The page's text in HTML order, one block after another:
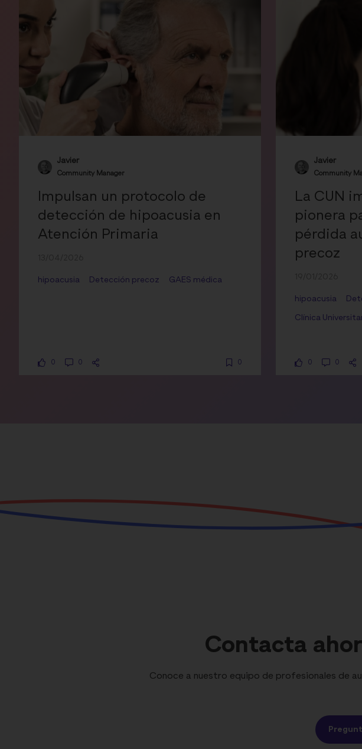
Javier
Community Manager
Impulsan un protocolo de
detección de hipoacusia en
Atención Primaria
hipoacusia Detección precoz GAES médica
0 0 0
Javier
Community
La CUN
pionera
pérdida
precoz
hipoacusia
Clínica
0 0
Contacta
Conoce a nuestro equipo de profesionales de